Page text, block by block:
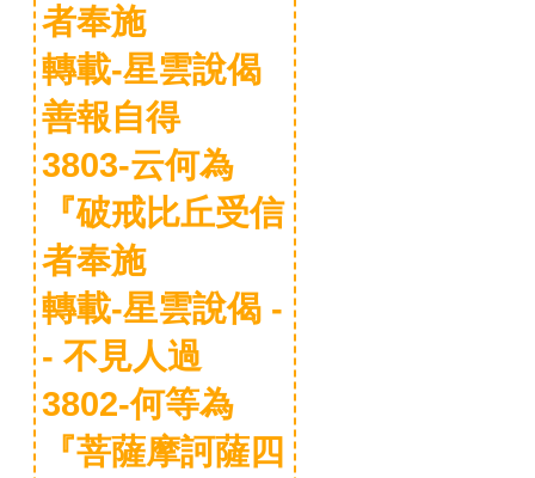
者奉施
轉載-星雲說偈
善報自得
3803-云何為
『破戒比丘受信
者奉施
轉載-星雲說偈 -
- 不見人過
3802-何等為
『菩薩摩訶薩四